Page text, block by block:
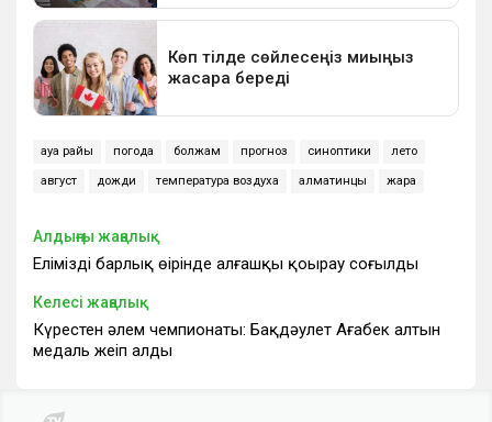
ауа райы погода болжам прогноз синоптики лето
август дожди температура воздуха алматинцы жара
Алдыңғы жаңалық
Еліміздің барлық өңірінде алғашқы қоңырау соғылды
Келесі жаңалық
Күрестен әлем чемпионаты: Бақдәулет Ағабек алтын
медаль жеңіп алды